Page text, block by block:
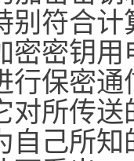
别符合
密密钥
行保密
对所传
自己所